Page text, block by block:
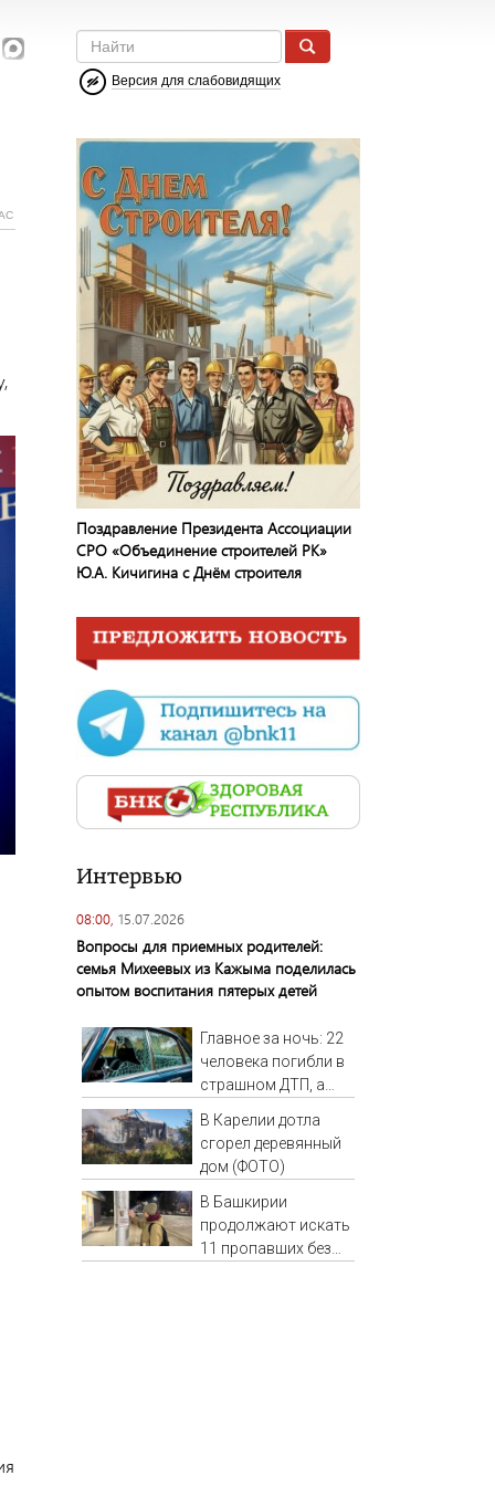
Версия для слабовидящих
Поздравление Президента Ассоциации
СРО «Объединение строителей РК»
Ю.А. Кичигина с Днём строителя
Интервью
08:00, 15.07.2026
Вопросы для приемных родителей:
семья Михеевых из Кажыма поделилась
опытом воспитания пятерых детей
Главное за ночь: 22
человека погибли в
страшном ДТП, а
на отдых в Турции
В Карелии дотла
сгорел деревянный
дом (ФОТО)
В Башкирии
продолжают искать
11 пропавших без